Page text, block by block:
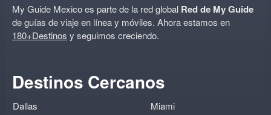
My Guide Mexico es parte de la red global Red de My Guide
de guías de viaje en línea y móviles. Ahora estamos en
180+Destinos y seguimos creciendo.
Destinos Cercanos
Dallas
Miami